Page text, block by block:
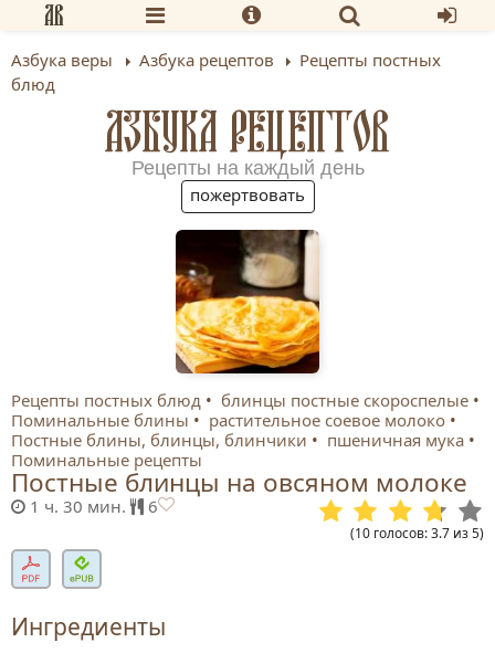
Азбука веры Азбука рецептов
Рецепты постных
блюд
АЗБУКА РЕЦЕПТОВ
Рецепты на каждый день
пожертвовать
Рецепты постных блюд
блинцы постные скороспелые
Поминальные блины
растительное соевое молоко
Постные блины, блинцы, блинчики
пшеничная мука
Поминальные рецепты
Постные блинцы на овсяном молоке
1 ч. 30 мин. 6
(10 голосов:3.7 из5)
Ингредиенты